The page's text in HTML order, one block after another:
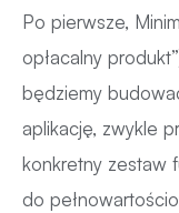
Po pierwsze,
opłacalny
będziemy
aplikację, zwykle
konkretny zestaw
do